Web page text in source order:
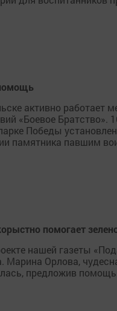
активно работает
«Боевое
Победы
памятника павшим
помогает
нашей газеты
Марина Орлова,
предложив помощь.